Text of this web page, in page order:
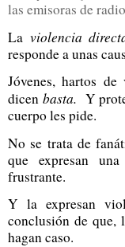
las emisoras de
La violencia
responde a unas
Jóvenes, hartos
dicen basta. Y
cuerpo les pide.
No se trata de
que expresan
frustrante.
Y la expresan
conclusión de que,
hagan caso.